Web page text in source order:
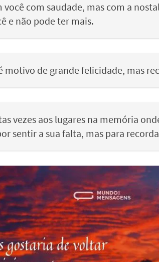
você com saudade, mas com a
e não pode ter mais.
motivo de grande felicidade, mas
vezes aos lugares na memória
sentir a sua falta, mas para